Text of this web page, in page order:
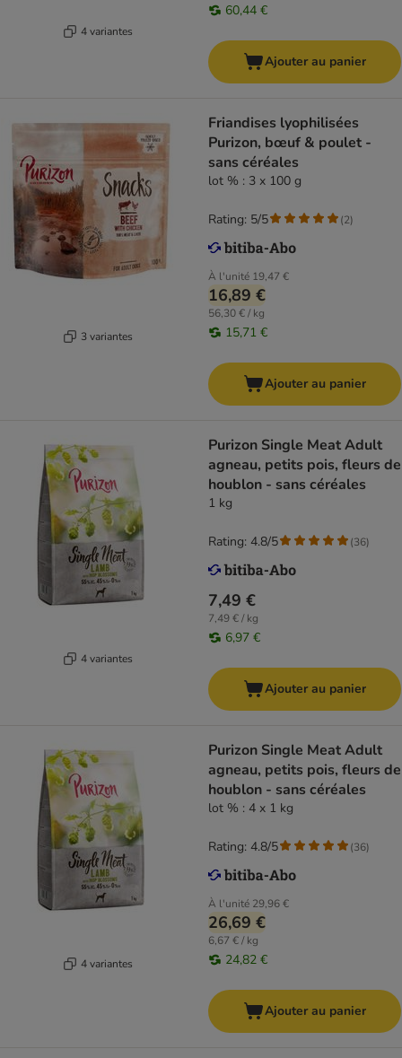
4 variantes
60,44 €
Ajouter au panier
3 variantes
Friandises lyophilisées
Purizon, bœuf & poulet -
sans céréales
lot % : 3 x 100 g
À l'unité 19,47 €
16,89 €
56,30 € / kg
15,71 €
Rating: 5/5 (2)
Ajouter au panier
4 variantes
Purizon Single Meat Adult
agneau, petits pois, fleurs de
houblon - sans céréales
1 kg
7,49 €
7,49 € / kg
6,97 €
Rating: 4.8/5 (36)
Ajouter au panier
4 variantes
Purizon Single Meat Adult
agneau, petits pois, fleurs de
houblon - sans céréales
lot % : 4 x 1 kg
À l'unité 29,96 €
26,69 €
6,67 € / kg
24,82 €
Rating: 4.8/5 (36)
Ajouter au panier